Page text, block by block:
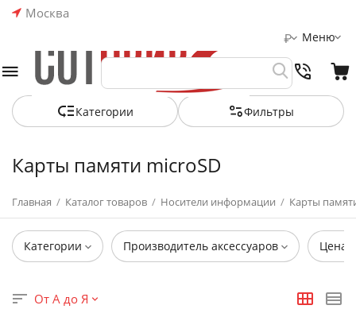
Москва
Меню
₽
Категории Фильтры
Карты памяти microSD
Главная / Каталог товаров / Носители информации / Карты
Категории Производитель аксессуаров Цена
От А до Я